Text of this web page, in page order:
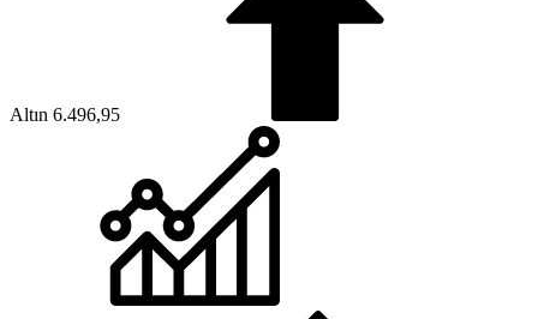
Altın 6.496,95